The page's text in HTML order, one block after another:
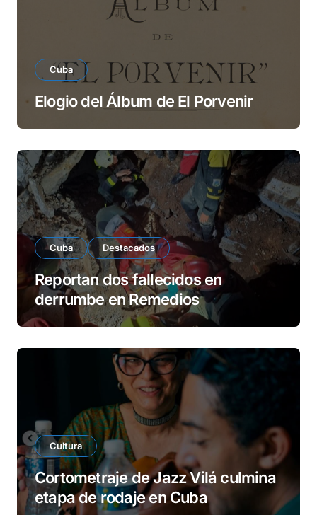
Cuba
Elogio del Álbum de El Porvenir
Cuba Destacados
Reportan dos fallecidos en
derrumbe en Remedios
Cultura
Cortometraje de Jazz Vilá culmina
etapa de rodaje en Cuba